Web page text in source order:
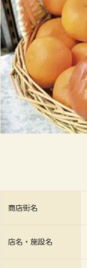
商店街名
店名・施設名